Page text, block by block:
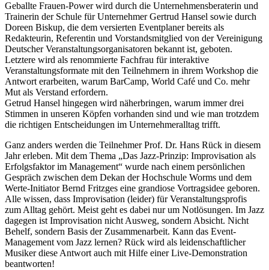
Geballte Frauen-Power wird durch die Unternehmensberaterin und
Trainerin der Schule für Unternehmer Gertrud Hansel sowie durch
Doreen Biskup, die dem versierten Eventplaner bereits als
Redakteurin, Referentin und Vorstandsmitglied von der Vereinigung
Deutscher Veranstaltungsorganisatoren bekannt ist, geboten.
Letztere wird als renommierte Fachfrau für interaktive
Veranstaltungsformate mit den Teilnehmern in ihrem Workshop die
Antwort erarbeiten, warum BarCamp, World Café und Co. mehr
Mut als Verstand erfordern.
Getrud Hansel hingegen wird näherbringen, warum immer drei
Stimmen in unseren Köpfen vorhanden sind und wie man trotzdem
die richtigen Entscheidungen im Unternehmeralltag trifft.
Ganz anders werden die Teilnehmer Prof. Dr. Hans Rück in diesem
Jahr erleben. Mit dem Thema „Das Jazz-Prinzip: Improvisation als
Erfolgsfaktor im Management“ wurde nach einem persönlichen
Gespräch zwischen dem Dekan der Hochschule Worms und dem
Werte-Initiator Bernd Fritzges eine grandiose Vortragsidee geboren.
Alle wissen, dass Improvisation (leider) für Veranstaltungsprofis
zum Alltag gehört. Meist geht es dabei nur um Notlösungen. Im Jazz
dagegen ist Improvisation nicht Ausweg, sondern Absicht. Nicht
Behelf, sondern Basis der Zusammenarbeit. Kann das Event-
Management vom Jazz lernen? Rück wird als leidenschaftlicher
Musiker diese Antwort auch mit Hilfe einer Live-Demonstration
beantworten!